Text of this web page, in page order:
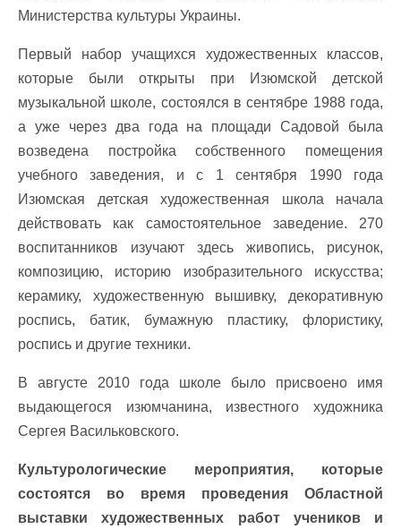
Министерства культуры Украины.
Первый набор учащихся художественных классов,
которые были открыты при Изюмской детской
музыкальной школе, состоялся в сентябре 1988 года,
а уже через два года на площади Садовой была
возведена постройка собственного помещения
учебного заведения, и с 1 сентября 1990 года
Изюмская детская художественная школа начала
действовать как самостоятельное заведение. 270
воспитанников изучают здесь живопись, рисунок,
композицию, историю изобразительного искусства;
керамику, художественную вышивку, декоративную
роспись, батик, бумажную пластику, флористику,
роспись и другие техники.
В августе 2010 года школе было присвоено имя
выдающегося изюмчанина, известного художника
Сергея Васильковского.
Культурологические мероприятия, которые
состоятся во время проведения Областной
выставки художественных работ учеников и